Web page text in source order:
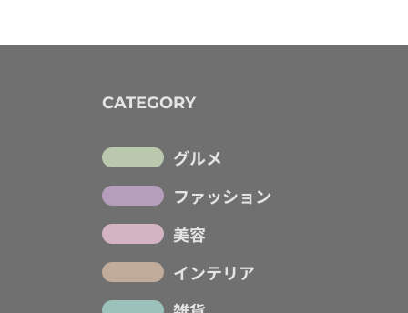
CATEGORY
グルメ
ファッション
美容
インテリア